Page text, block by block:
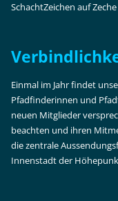
SchachtZeichen auf
Einmal im Jahr findet
Pfadfinderinnen und
neuen Mitglieder
beachten und ihren
die zentrale
Innenstadt der